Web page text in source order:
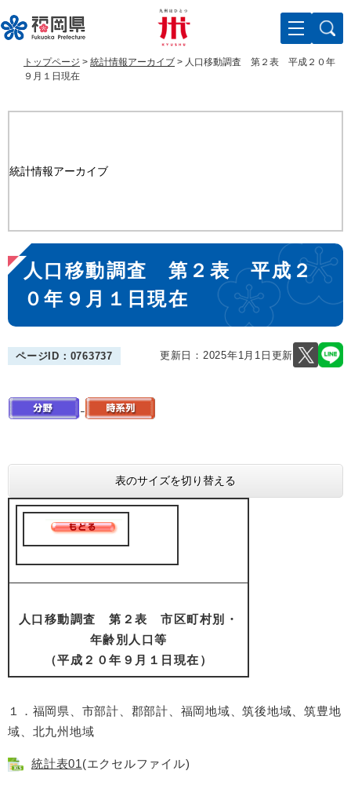
ー
ジ
ニ
ュ
文
トップページ > 統計情報アーカイブ > 人口移動調査 第２表 平成２０年
９月１日現在
統計情報アーカイブ
本
文
人口移動調査 第２表 平成２
０年９月１日現在
ページID：0763737 更新日：2025年1月1日更新
表のサイズを切り替える
人口移動調査 第２表 市区町村別・
年齢別人口等
（平成２０年９月１日現在）
１．福岡県、市部計、郡部計、福岡地域、筑後地域、筑豊地
域、北九州地域
統計表01(エクセルファイル)